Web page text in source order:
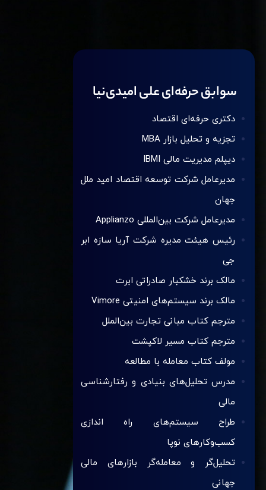
سوابق حرفه‌ای علی امیدی‌نیا
دکتری حرفه‌ای اقتصاد
تجزیه و تحلیل بازار MBA
دیپلم مدیریت مالی IBMI
مدیرعامل شرکت توسعه اقتصاد امید ملل
جهان
مدیرعامل شرکت بین‌المللی Applianzo
رئیس هیئت مدیره شرکت آریا سازه ابر
جی
مالک برند خشکبار صادراتی ابرت
مالک برند سیستم‌های امنیتی Vimore
مترجم کتاب مبانی تجارت بین‌الملل
مترجم کتاب مسیر لاکپشت
مولف کتاب معامله با مطالعه
مدرس تحلیل‌های بنیادی و رفتارشناسی
مالی
طراح سیستم‌های راه اندازی
کسب‌وکارهای نوپا
تحلیل‌گر و معامله‌گر بازارهای مالی
جهانی